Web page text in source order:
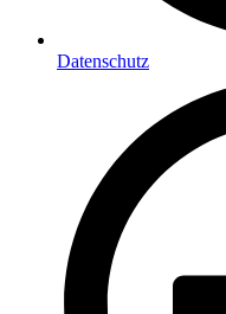
Datenschutz